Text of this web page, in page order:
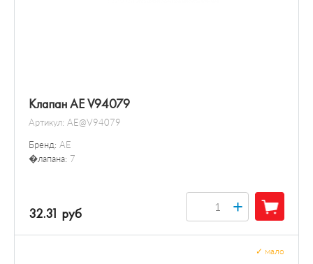
Клапан AE V94079
Артикул: AE@V94079
Бренд: AE
�лапана: 7
32.31 руб +
мало